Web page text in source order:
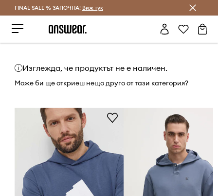
Спестявай с Answear Club
FINAL SALE % ЗАПОЧНА! Виж тук
Изглежда, че продуктът не е наличен.
Може би ще откриеш нещо друго от тази категория?